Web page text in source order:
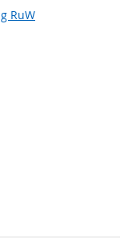
RuW